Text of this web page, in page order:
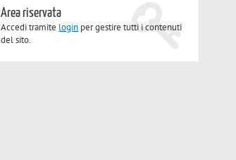
Area riservata
Accedi tramite login per gestire tutti i contenuti
del sito.